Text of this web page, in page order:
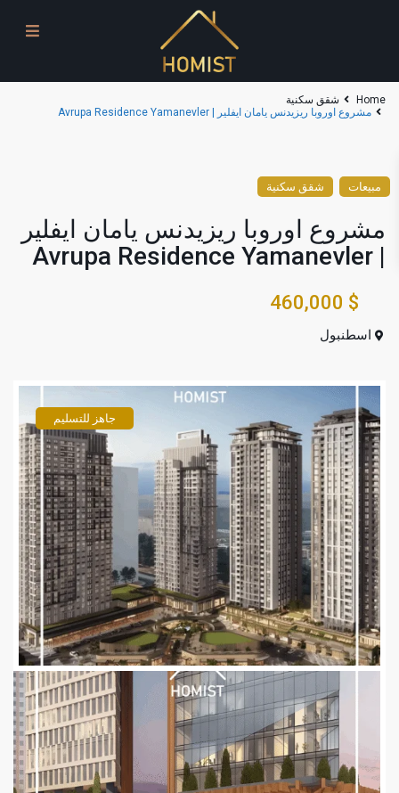
Home
شقق سكنية
مشروع اوروبا ريزيدنس يامان ايفلير | Avrupa Residence Yamanevler
مبيعات شقق سكنية
مشروع اوروبا ريزيدنس يامان ايفلير
| Avrupa Residence Yamanevler
$ 460,000
اسطنبول
جاهز للتسليم